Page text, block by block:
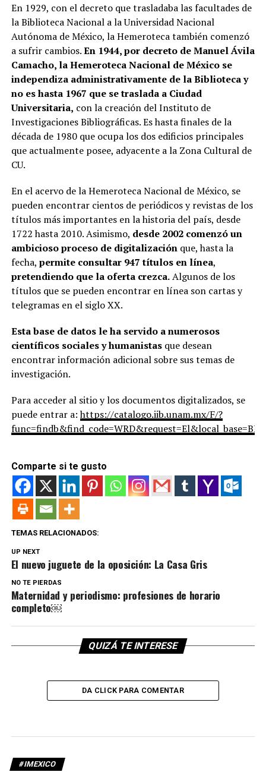
En 1929, con el decreto que trasladaba las facultades de
la Biblioteca Nacional a la Universidad Nacional
Autónoma de México, la Hemeroteca también comenzó
a sufrir cambios.En 1944, por decreto de Manuel Ávila
Camacho, la Hemeroteca Nacional de México se
independiza administrativamente de la Biblioteca y
no es hasta 1967 que se traslada a Ciudad
Universitaria, con la creación del Instituto de
Investigaciones Bibliográficas. Es hasta finales de la
década de 1980 que ocupa los dos edificios principales
que actualmente posee, adyacente a la Zona Cultural de
CU.
En el acervo de la Hemeroteca Nacional de México, se
pueden encontrar cientos de periódicos y revistas de los
títulos más importantes en la historia del país, desde
1722 hasta 2010. Asimismo, desde 2002 comenzó un
ambicioso proceso de digitalización que, hasta la
fecha, permite consultar 947 títulos en línea,
pretendiendo que la oferta crezca.Algunos de los
títulos que se pueden encontrar en línea son cartas y
telegramas en el siglo XX.
Esta base de datos le ha servido a numerosos
científicos sociales y humanistasque desean
encontrar información adicional sobre sus temas de
investigación.
Para acceder al sitio y los documentos digitalizados, se
puede entrar a:https://catalogo.iib.unam.mx/F/?
Comparte si te gusto
TEMAS RELACIONADOS:
UP NEXT
El nuevo juguete de la oposición: La Casa Gris
NO TE PIERDAS
Maternidad y periodismo: profesiones de horario
completo￼
QUIZÁ TE INTERESE
DA CLICK PARA COMENTAR
#IMEXICO